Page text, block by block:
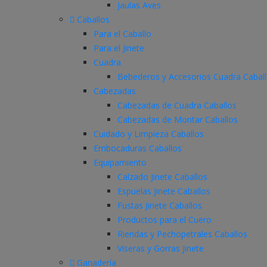
Jaulas Aves
Caballos
Para el Caballo
Para el Jinete
Cuadra
Bebederos y Accesorios Cuadra
Cabezadas
Cabezadas de Cuadra Caballos
Cabezadas de Montar Caballos
Cuidado y Limpieza Caballos
Embocaduras Caballos
Equipamiento
Calzado Jinete Caballos
Espuelas Jinete Caballos
Fustas Jinete Caballos
Productos para el Cuero
Riendas y Pechopetrales Caballos
Viseras y Gorras Jinete
Ganadería